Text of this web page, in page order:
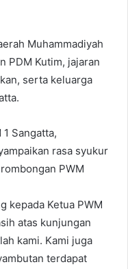
Muhammadiyah
PDM Kutim, jajaran
serta keluarga
Sangatta,
rasa syukur
PWM
kepada Ketua PWM
atas kunjungan
kami. Kami juga
terdapat